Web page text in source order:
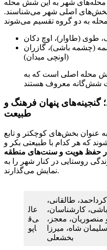
محله‌های شهر به این شش محله
بخش‌های اصلی شهر می‌شناسند.
طوی (طاوار)، اوچ دکان
(چشمه باشی)، گازران
(اونچی میدان)
محله اصلی است که به
گنجینه‌های پنهان فرهنگ و
طبیعت
عنوان بخش‌های کوچکتر و تابع
که هر کدام با طبیعتی بکر و
حفظ هویت و سنت‌های منطقه
روستایی در کنار شهر را به
نمایش می‌گذارند.
عال
ی‌ق
اپو
طالقانی،
کارشناسان،
معجز،
شاه، میرزا
بخشعلی